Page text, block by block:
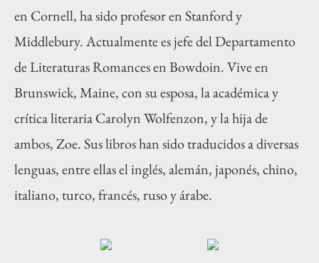
en Cornell, ha sido profesor en Stanford y
Middlebury. Actualmente es jefe del Departamento
de Literaturas Romances en Bowdoin. Vive en
Brunswick, Maine, con su esposa, la académica y
crítica literaria Carolyn Wolfenzon, y la hija de
ambos, Zoe. Sus libros han sido traducidos a diversas
lenguas, entre ellas el inglés, alemán, japonés, chino,
italiano, turco, francés, ruso y árabe.